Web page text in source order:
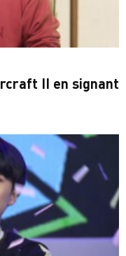
II en signant